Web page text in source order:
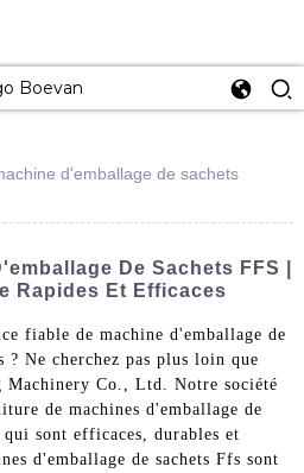
d'emballage de sachets
De Sachets FFS |
Rapides Et Efficaces
fiable de machine d'emballage de
? Ne cherchez pas plus loin que
Machinery Co., Ltd. Notre société
de machines d'emballage de
sont efficaces, durables et
d'emballage de sachets Ffs sont